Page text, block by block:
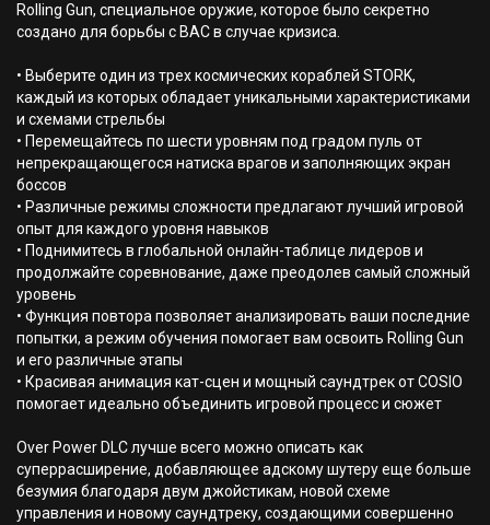
Rolling Gun, специальное оружие, которое было секретно
создано для борьбы с BAC в случае кризиса.
• Выберите один из трех космических кораблей STORK,
каждый из которых обладает уникальными характеристиками
и схемами стрельбы
• Перемещайтесь по шести уровням под градом пуль от
непрекращающегося натиска врагов и заполняющих экран
боссов
• Различные режимы сложности предлагают лучший игровой
опыт для каждого уровня навыков
• Поднимитесь в глобальной онлайн-таблице лидеров и
продолжайте соревнование, даже преодолев самый сложный
уровень
• Функция повтора позволяет анализировать ваши последние
попытки, а режим обучения помогает вам освоить Rolling Gun
и его различные этапы
• Красивая анимация кат-сцен и мощный саундтрек от COSIO
помогает идеально объединить игровой процесс и сюжет
Over Power DLC лучше всего можно описать как
суперрасширение, добавляющее адскому шутеру еще больше
безумия благодаря двум джойстикам, новой схеме
управления и новому саундтреку, создающими совершенно